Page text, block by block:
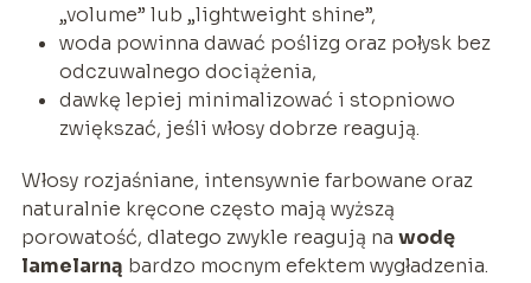
„volume” lub „lightweight shine”,
woda powinna dawać poślizg oraz połysk bez
odczuwalnego dociążenia,
dawkę lepiej minimalizować i stopniowo
zwiększać, jeśli włosy dobrze reagują.
Włosy rozjaśniane, intensywnie farbowane oraz
naturalnie kręcone często mają wyższą
porowatość, dlatego zwykle reagują na wodę
lamelarną bardzo mocnym efektem wygładzenia.